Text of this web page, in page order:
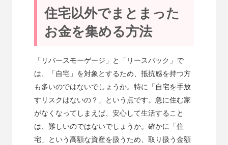
住宅以外でまとまった
お金を集める方法
「リバースモーゲージ」と「リースバック」で
は、「自宅」を対象とするため、抵抗感を持つ方
も多いのではないでしょうか。特に「自宅を手放
すリスクはないの？」という点です。急に住む家
がなくなってしまえば、安心して生活すること
は、難しいのではないでしょうか。確かに「住
宅」という高額な資産を扱うため、取り扱う金額